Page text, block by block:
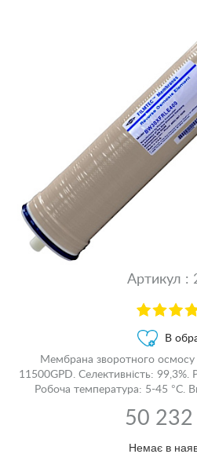
Артикул :
В
Мембрана зворотного осмосу
11500GPD. Селективність:
Робоча температура: 5-45 °С.
50 232
Немає в